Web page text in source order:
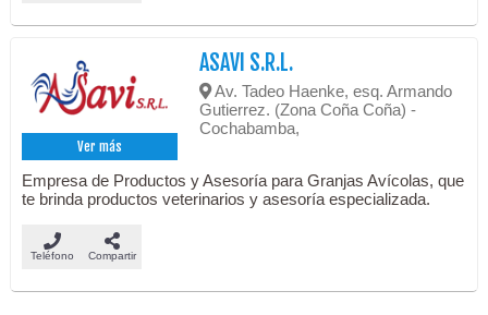
Ver más
ASAVI S.R.L.
Av. Tadeo Haenke, esq. Armando
Gutierrez. (Zona Coña Coña) -
Cochabamba,
Empresa de Productos y Asesoría para Granjas Avícolas, que
te brinda productos veterinarios y asesoría especializada.
Teléfono Compartir